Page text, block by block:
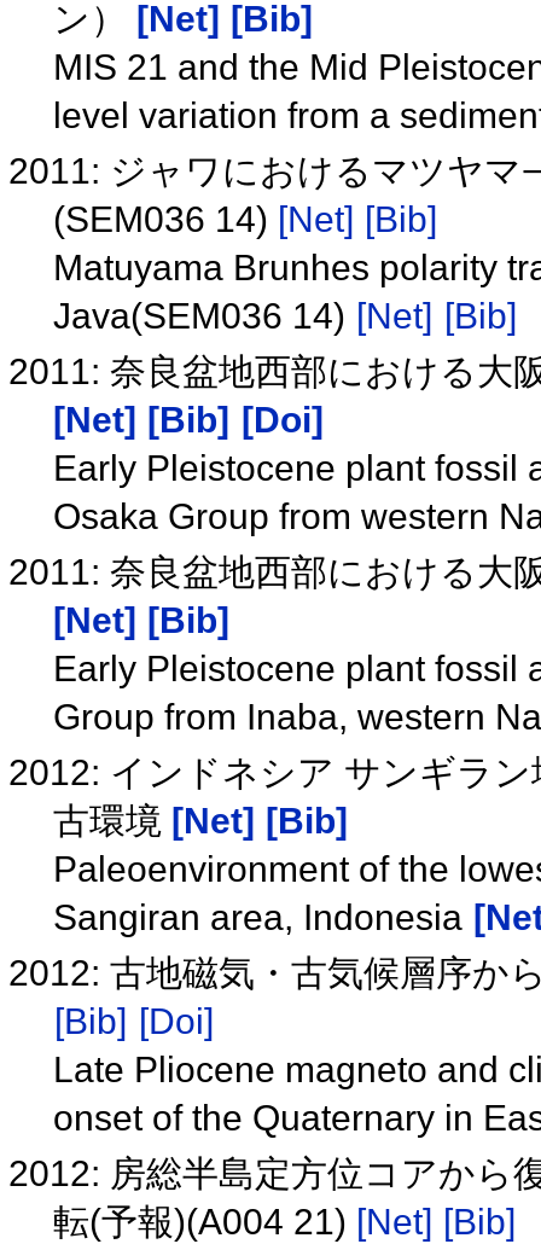
ン） [Net] [Bib]
MIS 21 and the Mid
level variation from a
2011: ジャワにおけるマツヤマ
(SEM036 14) [Net] [Bib]
Matuyama Brunhes polarity
Java(SEM036 14) [Net] [Bib]
2011: 奈良盆地西部における大
[Net] [Bib] [Doi]
Early Pleistocene plant fossil
Osaka Group from western
2011: 奈良盆地西部における大
[Net] [Bib]
Early Pleistocene plant fossil
Group from Inaba, western
2012: インドネシア サンギラ
古環境 [Net] [Bib]
Paleoenvironment of the
Sangiran area, Indonesia
2012: 古地磁気・古気候層序か
[Bib] [Doi]
Late Pliocene magneto and
onset of the Quaternary in
2012: 房総半島定方位コアから
転(予報)(A004 21) [Net] [Bib]